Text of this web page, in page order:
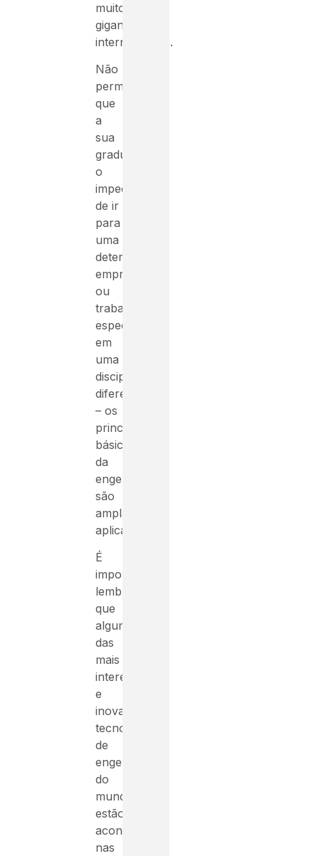
muitos
gigantes
internacionais.
Não
permita
que
a
sua
graduação
o
impeça
de ir
para
uma
determinada
empresa
ou
trabalho
especializado
em
uma
disciplina
diferente
– os
princípios
básicos
da
engenharia
são
amplamente
aplicáveis.
É
importante
lembrar
que
algumas
das
mais
interessantes
e
inovadoras
tecnologias
de
engenharia
do
mundo
estão
acontecendo
nas